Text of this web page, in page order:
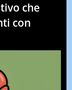
che
con